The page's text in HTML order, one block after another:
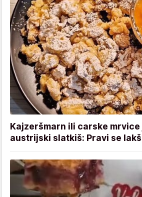
Kajzeršmarn ili carske
austrijski slatkiš: Pravi se